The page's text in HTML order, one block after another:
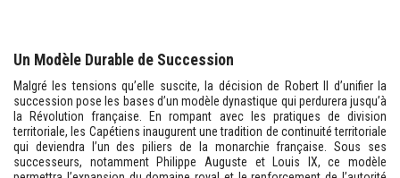
Un Modèle Durable de Succession
Malgré les tensions qu’elle suscite, la décision de Robert II d’unifier la
succession pose les bases d’un modèle dynastique qui perdurera jusqu’à
la Révolution française. En rompant avec les pratiques de division
territoriale, les Capétiens inaugurent une tradition de continuité territoriale
qui deviendra l’un des piliers de la monarchie française. Sous ses
successeurs, notamment Philippe Auguste et Louis IX, ce modèle